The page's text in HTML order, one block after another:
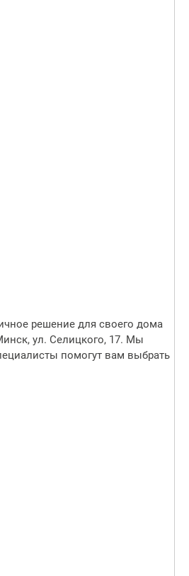
решение для своего дома
ул. Селицкого, 17. Мы
помогут вам выбрать